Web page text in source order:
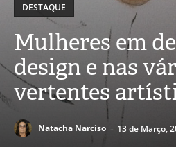
DESTAQUE
Mulheres em
design e nas
vertentes
Natacha Narciso - 13 de Março,